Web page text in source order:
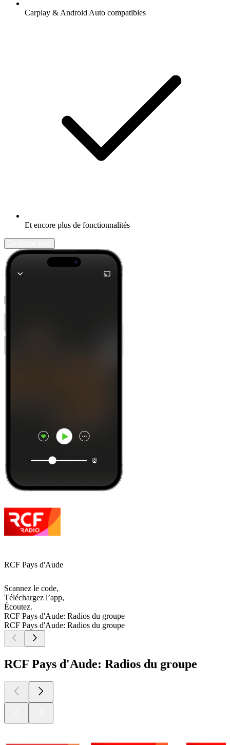
Carplay & Android Auto compatibles
Et encore plus de fonctionnalités
RCF Pays d'Aude
Scannez le code,
Téléchargez l’app,
Écoutez.
RCF Pays d'Aude: Radios du groupe
RCF Pays d'Aude: Radios du groupe
RCF Pays d'Aude: Radios du groupe